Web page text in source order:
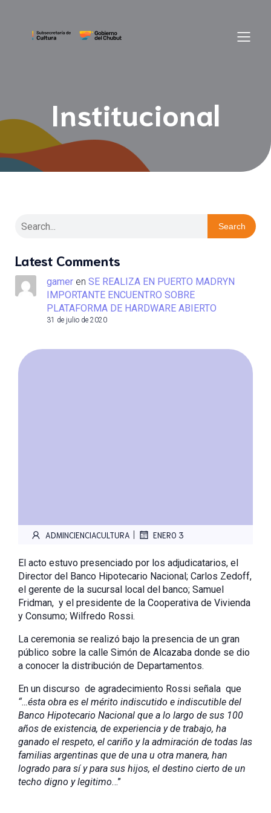
Institucional
Search
Latest Comments
gamer en SE REALIZA EN PUERTO MADRYN
IMPORTANTE ENCUENTRO SOBRE
PLATAFORMA DE HARDWARE ABIERTO
31 de julio de 2020
ADMINCIENCIACULTURA | ENERO 3
El acto estuvo presenciado por los adjudicatarios, el
Director del Banco Hipotecario Nacional; Carlos Zedoff,
el gerente de la sucursal local del banco; Samuel
Fridman, y el presidente de la Cooperativa de Vivienda
y Consumo; Wilfredo Rossi.
La ceremonia se realizó bajo la presencia de un gran
público sobre la calle Simón de Alcazaba donde se dio
a conocer la distribución de Departamentos.
En un discurso de agradecimiento Rossi señala que
“…ésta obra es el mérito indiscutido e indiscutible del
Banco Hipotecario Nacional que a lo largo de sus 100
años de existencia, de experiencia y de trabajo, ha
ganado el respeto, el cariño y la admiración de todas las
familias argentinas que de una u otra manera, han
logrado para sí y para sus hijos, el destino cierto de un
techo digno y legitimo…”